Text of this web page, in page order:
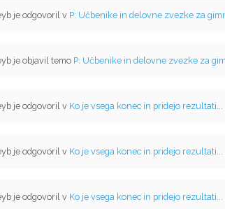
je odgovoril v P: Učbenike in delovne zvezke za
je objavil temo P: Učbenike in delovne zvezke za
je odgovoril v Ko je vsega konec in pridejo rezultati...
je odgovoril v Ko je vsega konec in pridejo rezultati...
je odgovoril v Ko je vsega konec in pridejo rezultati...